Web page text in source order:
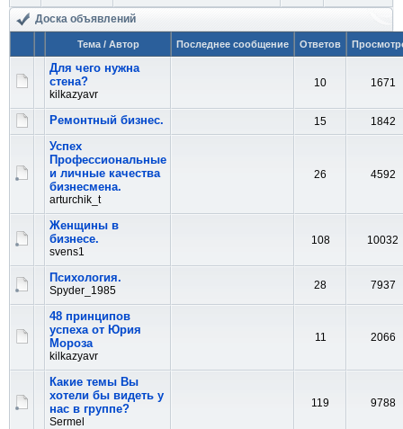
Доска объявлений
Тема / Автор Последнее сообщение Ответов
Для чего нужна
стена?
kilkazyavr
10 1671
Ремонтный бизнес. 15 1842
Успех
Профессиональные
и личные качества
бизнесмена.
arturchik_t
26 4592
Женщины в
бизнесе.
svens1
108 10032
Психология.
Spyder_1985 28 7937
48 принципов
успеха от Юрия
Мороза
kilkazyavr
11 2066
Какие темы Вы
хотели бы видеть у
нас в группе?
Sermel
119 9788